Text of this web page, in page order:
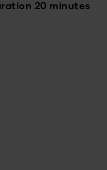
20 minutes